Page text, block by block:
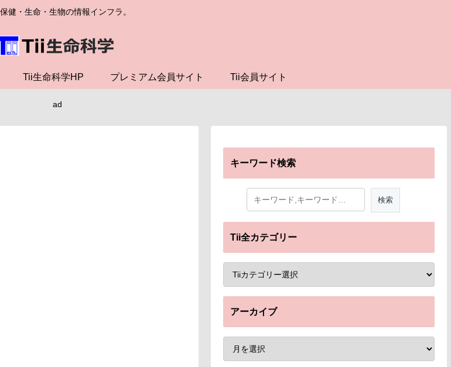
健・生命・生物の情報インフラ。
Tii生命科学HP プレミアム会員サイト Tii会員サイト
ad
キーワード検索
Tii全カテゴリー
アーカイブ